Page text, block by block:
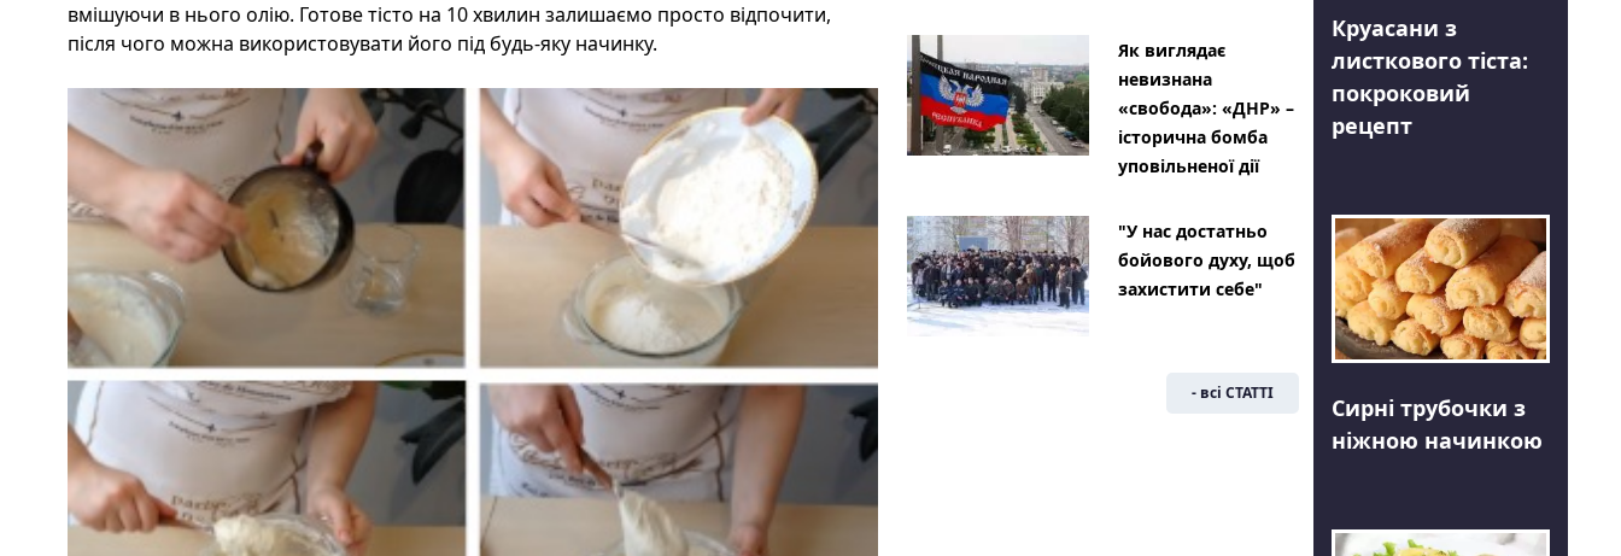
вмішуючи в нього олію. Готове тісто на 10 хвилин залишаємо просто відпочити,
після чого можна використовувати його під будь-яку начинку.
Як виглядає
невизнана
«свобода»: «ДНР» –
історична бомба
уповільненої дії
"У нас достатньо
бойового духу, щоб
захистити себе"
- всі СТАТТІ
Круасани з
листкового тіста:
покроковий
рецепт
Сирні трубочки з
ніжною начинкою